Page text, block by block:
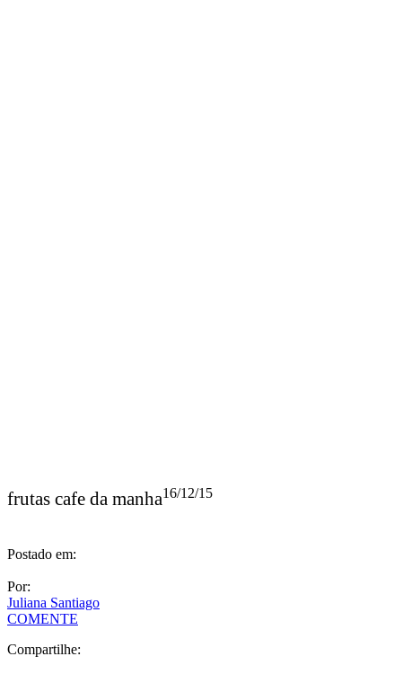
frutas cafe da manha16/12/15
Postado em:
Por:
Juliana Santiago
COMENTE
Compartilhe: